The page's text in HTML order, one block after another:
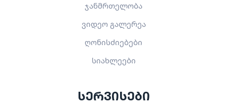
ჯანმრთელობა
ვიდეო გალერეა
ღონისძიებები
სიახლეები
სერვისები